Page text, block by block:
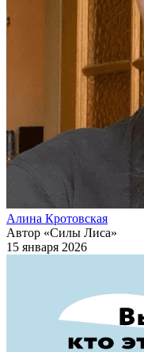
Алина Кротовская
Автор «Силы Лиса»
15 января 2026